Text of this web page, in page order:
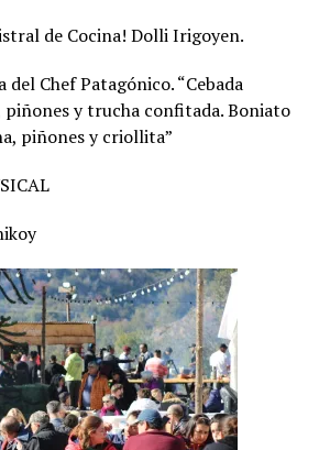
de Cocina! Dolli Irigoyen.
del Chef Patagónico. “Cebada
y trucha confitada. Boniato
piñones y criollita”